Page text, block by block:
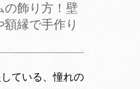
の飾り方！壁
額縁で手作り
ている、憧れの